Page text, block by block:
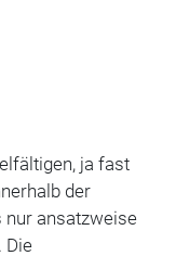
ja fast
der
nur ansatzweise
Die